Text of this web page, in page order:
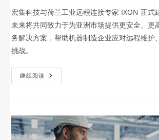
宏集科技与荷兰工业远程连接专家 IXON 正式
未来将共同致力于为亚洲市场提供更安全、更
务解决方案，帮助机器制造企业应对远程维护
挑战。
继续阅读